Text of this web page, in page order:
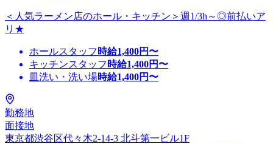
＜人気ラーメン店のホール・キッチン＞週1/3h～◎前払いア
リ★
ホールスタッフ 時給1,400円〜
キッチンスタッフ 時給1,400円〜
皿洗い・洗い場時給1,400円〜
勤務地
面接地
東京都渋谷区代々木2-14-3 北斗第一ビル1F